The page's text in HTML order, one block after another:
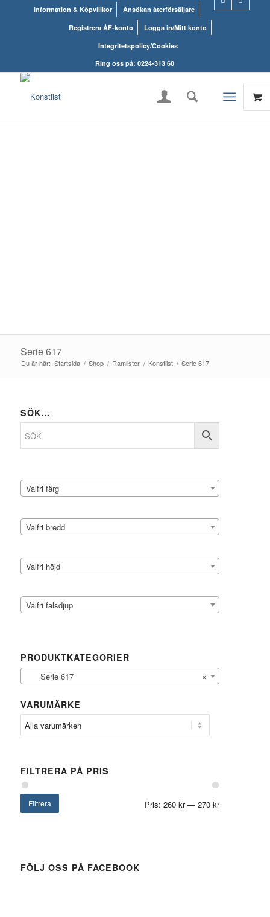
Information & Köpvillkor
Ansökan återförsäljare
Registrera ÅF-konto
Logga in/Mitt konto
Integritetspolicy/Cookies
Ring oss på: 0224-313 60
Serie 617
Du är här: Startsida / Shop / Ramlister / Konstlist / Serie 617
SÖK…
Valfri färg
Valfri bredd
Valfri höjd
Valfri falsdjup
PRODUKTKATEGORIER
×
Serie 617
VARUMÄRKE
FILTRERA PÅ PRIS
Filtrera Pris:260 kr—270 kr
FÖLJ OSS PÅ FACEBOOK